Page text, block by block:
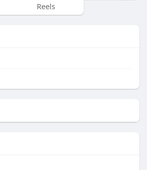
Reels